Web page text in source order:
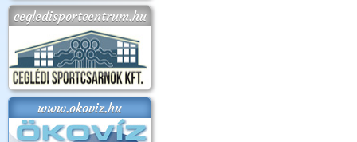
cegledisportcentrum.hu
www.okoviz.hu